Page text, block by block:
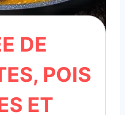
DE
POIS
ET